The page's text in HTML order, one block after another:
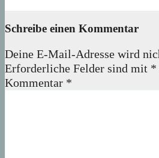
Schreibe einen Kommentar
Deine E-Mail-Adresse wird
Erforderliche Felder sind mit *
Kommentar *